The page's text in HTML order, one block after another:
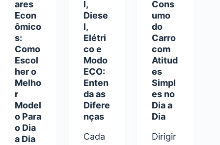
ares
Econ
ômico
s:
Como
Escol
her o
Melho
r
Model
o Para
o Dia
a Dia
l,
Diese
l,
Elétri
co e
Modo
ECO:
Enten
da as
Difere
nças
Cada
Cons
umo
do
Carro
com
Atitud
es
Simpl
es no
Dia a
Dia
Dirigir